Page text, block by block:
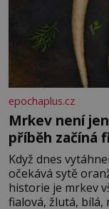
epochaplus.cz
Mrkev není
příběh začíná
Když dnes
očekává sytě
historie je mrkev
fialová, žlutá, bílá,